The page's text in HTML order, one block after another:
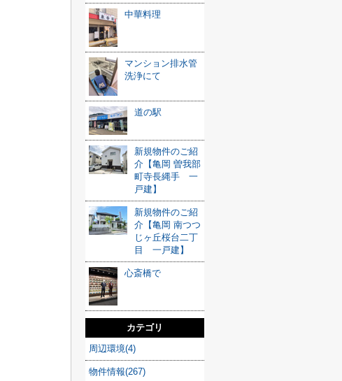
中華料理
マンション排水管
洗浄にて
道の駅
新規物件のご紹
介【亀岡 曽我部
町寺長縄手 一
戸建】
新規物件のご紹
介【亀岡 南つつ
じヶ丘桜台二丁
目 一戸建】
心斎橋で
カテゴリ
周辺環境(4)
物件情報(267)